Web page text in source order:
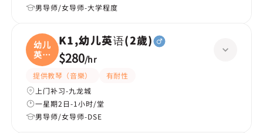
男导师/女导师-大学程度
幼儿
英语
(
K1,幼儿英语(2歲)
$280/hr
提供教琴（音樂）
有耐性
上门补习-九龙城
一星期2日-1小时/堂
男导师/女导师-DSE